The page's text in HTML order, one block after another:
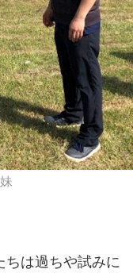
ちは過ちや試みに